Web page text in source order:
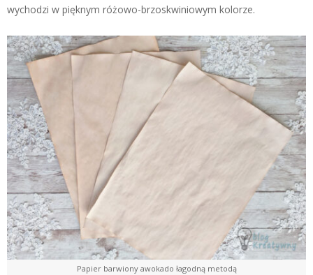
wychodzi w pięknym różowo-brzoskwiniowym kolorze.
Papier barwiony awokado łagodną metodą